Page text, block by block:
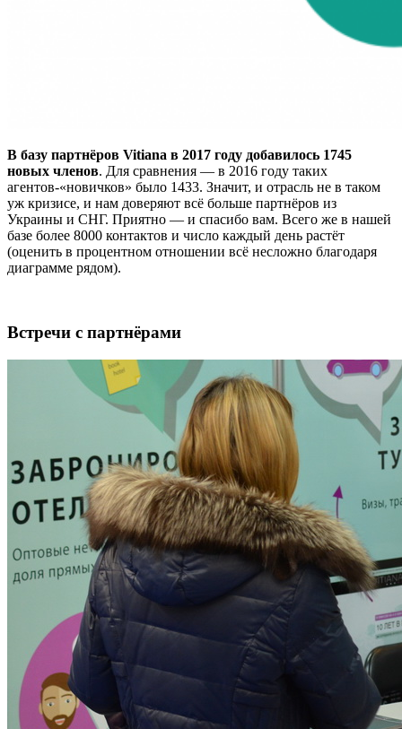
В базу партнёров Vitiana в 2017 году добавилось 1745
новых членов. Для сравнения — в 2016 году таких
агентов-«новичков» было 1433. Значит, и отрасль не в таком
уж кризисе, и нам доверяют всё больше партнёров из
Украины и СНГ. Приятно — и спасибо вам. Всего же в нашей
базе более 8000 контактов и число каждый день растёт
(оценить в процентном отношении всё несложно благодаря
диаграмме рядом).
Встречи с партнёрами